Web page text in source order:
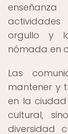
orgullo y
nómada en
Las
mantener y
en la
cultural,
diversidad